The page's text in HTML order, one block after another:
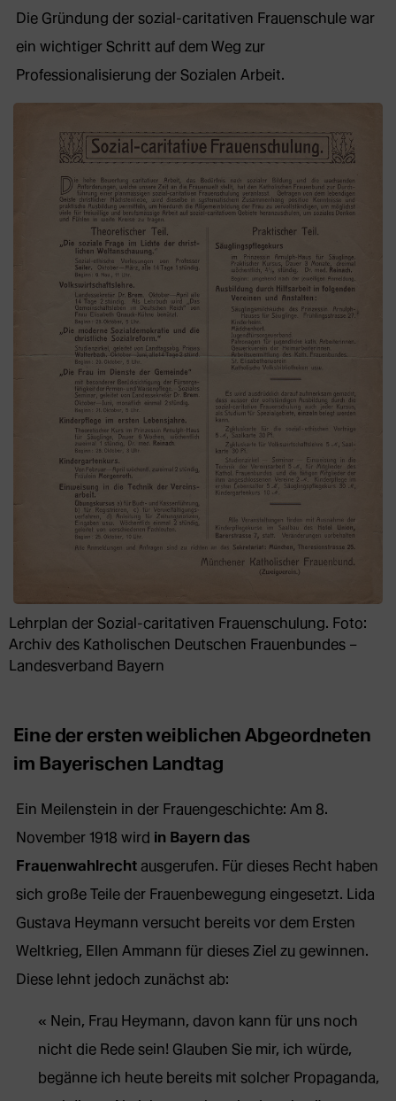
Die Gründung der sozial-caritativen Frauenschule war
ein wichtiger Schritt auf dem Weg zur
Professionalisierung der Sozialen Arbeit.
Lehrplan der Sozial-caritativen Frauenschulung. Foto:
Archiv des Katholischen Deutschen Frauenbundes –
Landesverband Bayern
Eine der ersten weiblichen Abgeordneten
im Bayerischen Landtag
Ein Meilenstein in der Frauengeschichte: Am 8.
November 1918 wird in Bayern das
Frauenwahlrechtausgerufen. Für dieses Recht haben
sich große Teile der Frauenbewegung eingesetzt. Lida
Gustava Heymann versucht bereits vor dem Ersten
Weltkrieg, Ellen Ammann für dieses Ziel zu gewinnen.
Diese lehnt jedoch zunächst ab:
Nein, Frau Heymann, davon kann für uns noch
nicht die Rede sein! Glauben Sie mir, ich würde,
begänne ich heute bereits mit solcher Propaganda,